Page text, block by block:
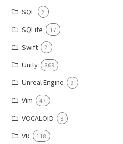
SQL 2
SQLite 17
Swift 2
Unity 869
Unreal Engine 9
Vim 47
VOCALOID 8
VR 118